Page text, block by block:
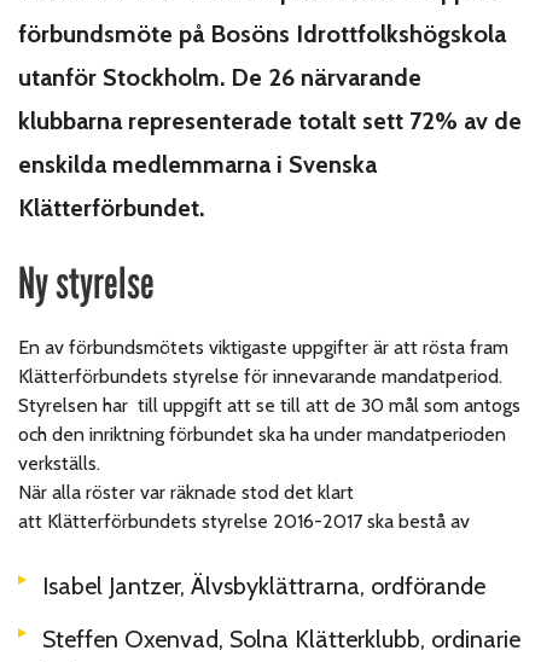
förbundsmöte på Bosöns Idrottfolkshögskola
utanför Stockholm. De 26 närvarande
klubbarna representerade totalt sett 72% av de
enskilda medlemmarna i Svenska
Klätterförbundet.
Ny styrelse
En av förbundsmötets viktigaste uppgifter är att rösta fram
Klätterförbundets styrelse för innevarande mandatperiod.
Styrelsen har till uppgift att se till att de 30 mål som antogs
och den inriktning förbundet ska ha under mandatperioden
verkställs.
När alla röster var räknade stod det klart
att Klätterförbundets styrelse 2016-2017 ska bestå av
Isabel Jantzer, Älvsbyklättrarna, ordförande
Steffen Oxenvad, Solna Klätterklubb, ordinarie